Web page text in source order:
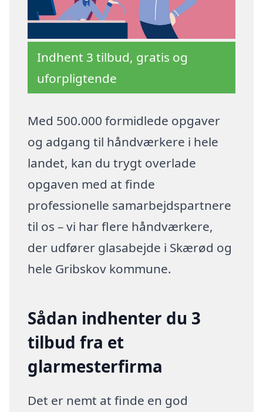
Indhent 3 tilbud, gratis og
uforpligtende
Med 500.000 formidlede opgaver
og adgang til håndværkere i hele
landet, kan du trygt overlade
opgaven med at finde
professionelle samarbejdspartnere
til os – vi har flere håndværkere,
der udfører glasabejde i Skærød og
hele Gribskov kommune.
Sådan indhenter du 3
tilbud fra et
glarmesterfirma
Det er nemt at finde en god